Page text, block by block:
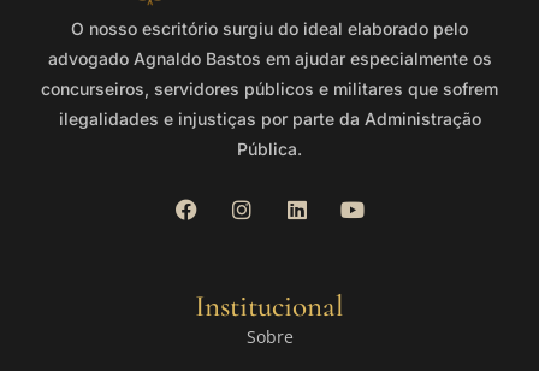
O nosso escritório surgiu do ideal elaborado pelo
advogado Agnaldo Bastos em ajudar especialmente os
concurseiros, servidores públicos e militares que sofrem
ilegalidades e injustiças por parte da Administração
Pública.
Institucional
Sobre